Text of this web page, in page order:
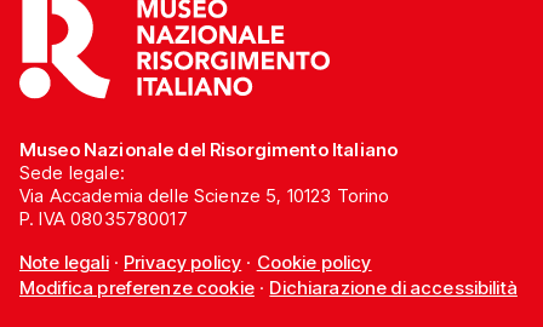
Museo Nazionale del Risorgimento Italiano
Sede legale:
Via Accademia delle Scienze 5, 10123 Torino
P. IVA 08035780017
Note legali· Privacy policy · Cookie policy
Modifica preferenze cookie· Dichiarazione di accessibilità